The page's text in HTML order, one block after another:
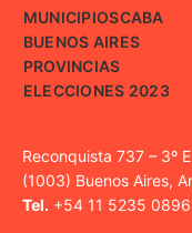
MUNICIPIOSCABA
BUENOS AIRES
PROVINCIAS
ELECCIONES 2023
Reconquista 737 – 3º E
(1003) Buenos Aires,
Tel. +54 11 5235